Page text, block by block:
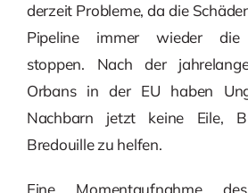
derzeit Probleme, da die
Pipeline immer wieder die
stoppen. Nach der
Orbans in der EU haben
Nachbarn jetzt keine Eile,
Bredouille zu helfen.